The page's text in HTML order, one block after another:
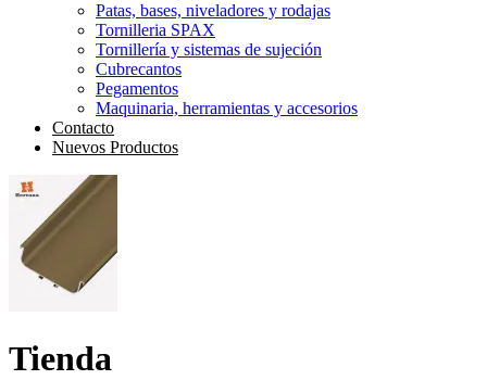
Patas, bases, niveladores y rodajas
Tornilleria SPAX
Tornillería y sistemas de sujeción
Cubrecantos
Pegamentos
Maquinaria, herramientas y accesorios
Contacto
Nuevos Productos
Tienda